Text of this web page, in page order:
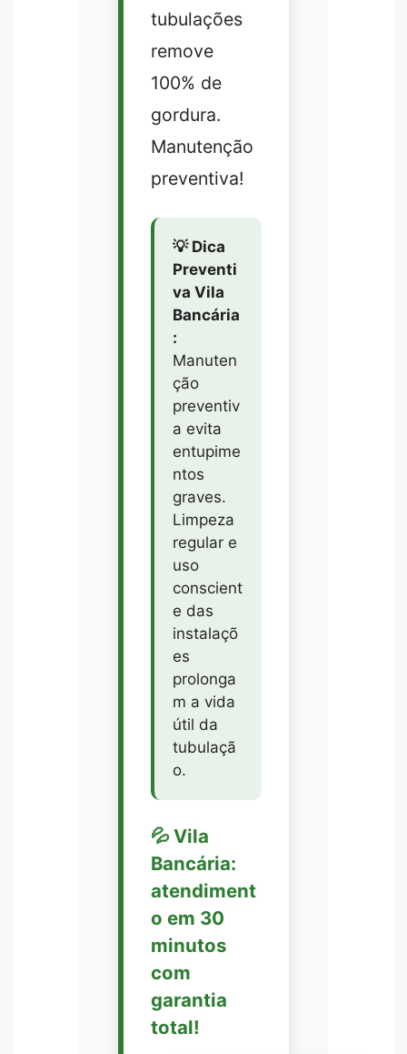
tubulações
remove
100% de
gordura.
Manutenção
preventiva!
💡 Dica
Preventi
va Vila
Bancária
:
Manuten
ção
preventiv
a evita
entupime
ntos
graves.
Limpeza
regular e
uso
conscient
e das
instalaçõ
es
prolonga
m a vida
útil da
tubulaçã
o.
💦 Vila
Bancária:
atendiment
o em 30
minutos
com
garantia
total!